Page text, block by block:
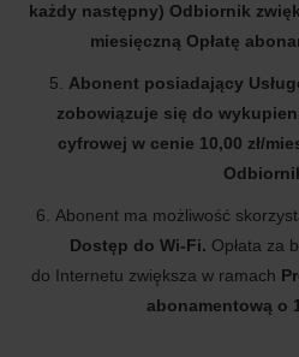
każdy następny) Odbiornik
miesięczną Opłatę
5. Abonent posiadający
zobowiązuje się do
cyfrowej w cenie 10,00 zł/
6. Abonent ma możliwość
Dostęp do Wi-Fi. Opłata za
do Internetu zwiększa w ramach
abonamentową o